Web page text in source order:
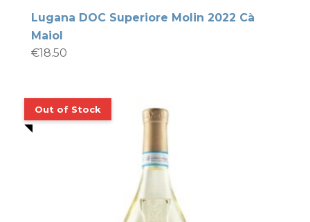
Lugana DOC Superiore Molin 2022 Cà
Maiol
€18.50